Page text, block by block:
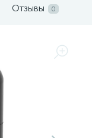
Отзывы 0